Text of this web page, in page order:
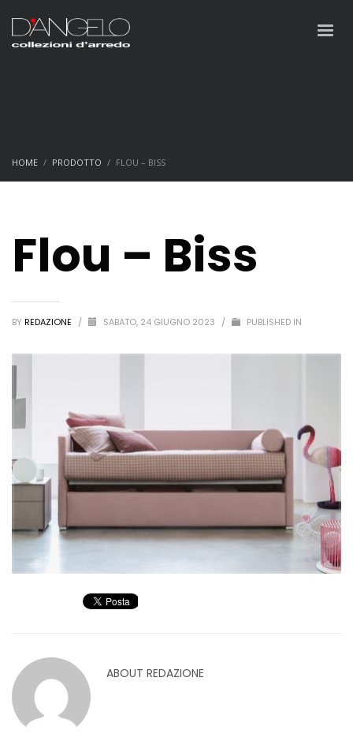
HOME PRODOTTO FLOU – BISS
Flou – Biss
BY REDAZIONE / SABATO, 24 GIUGNO 2023 / PUBLISHED IN
ABOUT REDAZIONE